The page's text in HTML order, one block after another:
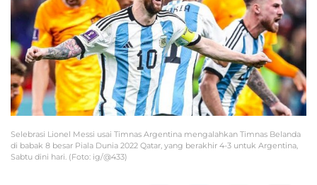
Selebrasi Lionel Messi usai Timnas Argentina mengalahkan Timnas Belanda
di babak 8 besar Piala Dunia 2022 Qatar, yang berakhir 4-3 untuk Argentina,
Sabtu dini hari. (Foto: ig/@433)